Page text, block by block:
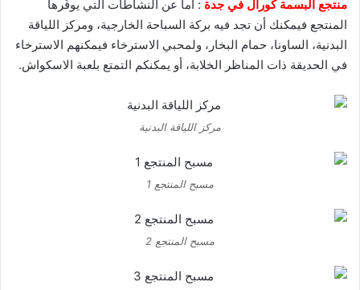
منتجع البسمة كورال في جدة : أما عن النشاطات التي يوفّرها
المنتجع فيمكنك أن تجد فيه بركة السباحة الخارجية، ومركز اللياقة
البدنية، الساونا، حمام البخار، ولمحبي الاسترخاء فيمكنهم الاسترخاء
في الحديقة ذات المناظر الخلابة، أو يمكنكم التمتع بلعبة الاسكواش.
مركز اللياقة البدنية
مسبح المنتجع 1
مسبح المنتجع 2